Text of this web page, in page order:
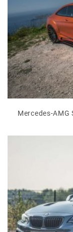
Mercedes-AMG